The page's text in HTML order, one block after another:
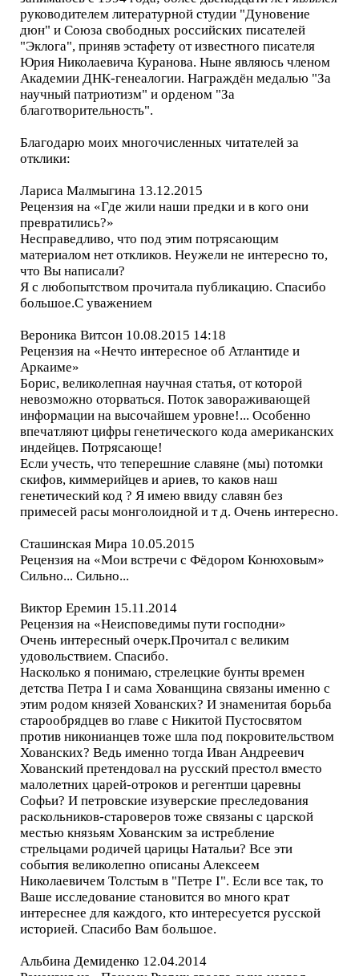
руководителем литературной студии "Дуновение
дюн" и Союза свободных российских писателей
"Эклога", приняв эстафету от известного писателя
Юрия Николаевича Куранова. Ныне являюсь членом
Академии ДНК-генеалогии. Награждён медалью "За
научный патриотизм" и орденом "За
благотворительность".
Благодарю моих многочисленных читателей за
отклики:
Лариса Малмыгина 13.12.2015
Рецензия на «Где жили наши предки и в кого они
превратились?»
Несправедливо, что под этим потрясающим
материалом нет откликов. Неужели не интересно то,
что Вы написали?
Я с любопытством прочитала публикацию. Спасибо
большое.С уважением
Вероника Витсон 10.08.2015 14:18
Рецензия на «Нечто интересное об Атлантиде и
Аркаиме»
Борис, великолепная научная статья, от которой
невозможно оторваться. Поток завораживающей
информации на высочайшем уровне!... Особенно
впечатляют цифры генетического кода американских
индейцев. Потрясающе!
Если учесть, что теперешние славяне (мы) потомки
скифов, киммерийцев и ариев, то каков наш
генетический код ? Я имею ввиду славян без
примесей расы монголоидной и т д. Очень интересно.
Сташинская Мира 10.05.2015
Рецензия на «Мои встречи с Фёдором Конюховым»
Сильно... Сильно...
Виктор Еремин 15.11.2014
Рецензия на «Неисповедимы пути господни»
Очень интересный очерк.Прочитал с великим
удовольствием. Спасибо.
Насколько я понимаю, стрелецкие бунты времен
детства Петра I и сама Хованщина связаны именно с
этим родом князей Хованских? И знаменитая борьба
старообрядцев во главе с Никитой Пустосвятом
против никонианцев тоже шла под покровительством
Хованских? Ведь именно тогда Иван Андреевич
Хованский претендовал на русский престол вместо
малолетних царей-отроков и регентши царевны
Софьи? И петровские изуверские преследования
раскольников-староверов тоже связаны с царской
местью князьям Хованским за истребление
стрельцами родичей царицы Натальи? Все эти
события великолепно описаны Алексеем
Николаевичем Толстым в "Петре I". Если все так, то
Ваше исследование становится во много крат
интереснее для каждого, кто интересуется русской
историей. Спасибо Вам большое.
Альбина Демиденко 12.04.2014